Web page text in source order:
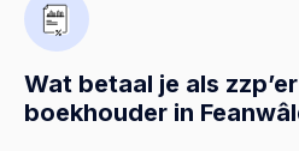
Wat betaal je als
boekhouder in